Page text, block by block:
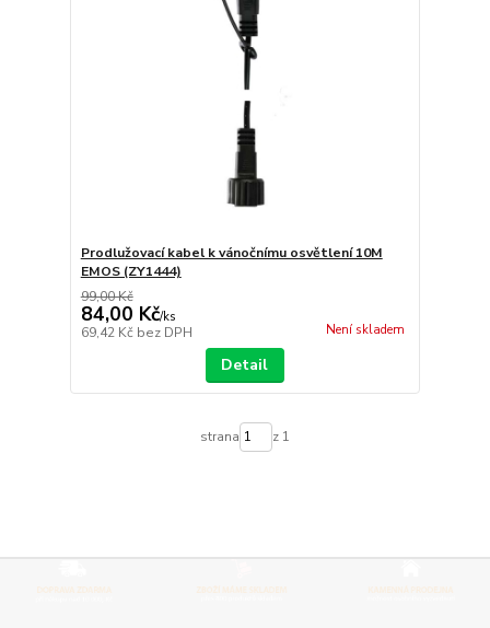
Prodlužovací kabel k vánočnímu osvětlení 10M
EMOS (ZY1444)
99,00 Kč
84,00 Kč/ks
69,42 Kč bez DPH Není skladem
Detail
strana z 1